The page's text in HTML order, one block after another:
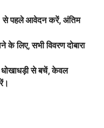
से पहले आवेदन करें, अंतिम
लिए, सभी विवरण दोबारा
धोखाधड़ी से बचें, केवल